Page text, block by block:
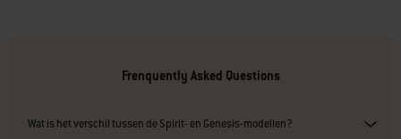
Frenquently Asked Questions
Wat is het verschil tussen de Spirit- en Genesis-modellen?